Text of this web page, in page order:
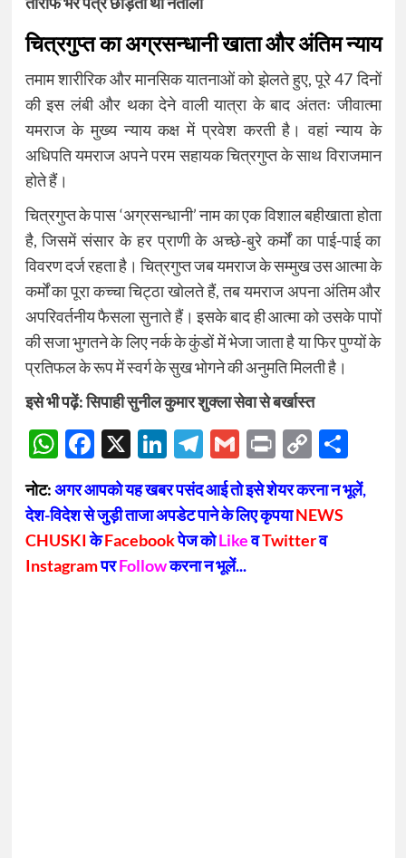
चित्रगुप्त का अग्रसन्धानी खाता और अंतिम न्याय
तमाम शारीरिक और मानसिक यातनाओं को झेलते हुए, पूरे 47 दिनों
की इस लंबी और थका देने वाली यात्रा के बाद अंततः जीवात्मा
यमराज के मुख्य न्याय कक्ष में प्रवेश करती है। वहां न्याय के
अधिपति यमराज अपने परम सहायक चित्रगुप्त के साथ विराजमान
होते हैं।
चित्रगुप्त के पास ‘अग्रसन्धानी’ नाम का एक विशाल बहीखाता होता
है, जिसमें संसार के हर प्राणी के अच्छे-बुरे कर्मों का पाई-पाई का
विवरण दर्ज रहता है। चित्रगुप्त जब यमराज के सम्मुख उस आत्मा के
कर्मों का पूरा कच्चा चिट्ठा खोलते हैं, तब यमराज अपना अंतिम और
अपरिवर्तनीय फैसला सुनाते हैं। इसके बाद ही आत्मा को उसके पापों
की सजा भुगतने के लिए नर्क के कुंडों में भेजा जाता है या फिर पुण्यों के
प्रतिफल के रूप में स्वर्ग के सुख भोगने की अनुमति मिलती है।
इसे भी पढ़ें:सिपाही सुनील कुमार शुक्ला सेवा से बर्खास्त
WhatsApp
Facebook
X LinkedIn
Telegram
Gmail
Print
Copy
Link
नोट:अगर आपको यह खबर पसंद आई तो इसे शेयर करना न भूलें,
देश-विदेश से जुड़ी ताजा अपडेट पाने के लिए कृपयाNEWS
CHUSKIकेFacebookपेज कोLikeवTwitterव
InstagramपरFollowकरना न भूलें...